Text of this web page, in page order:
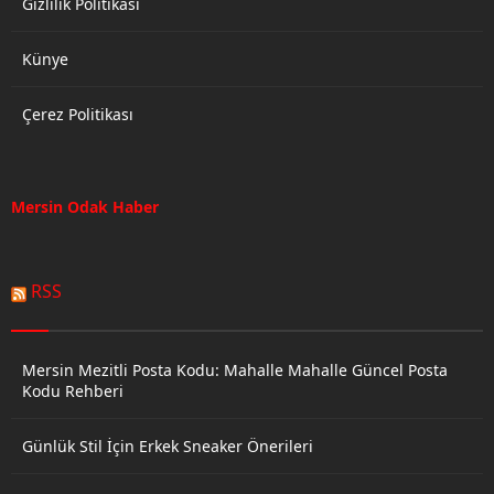
Künye
Çerez Politikası
Mersin Odak Haber
RSS
Mersin Mezitli Posta Kodu: Mahalle Mahalle Güncel Posta
Kodu Rehberi
Günlük Stil İçin Erkek Sneaker Önerileri